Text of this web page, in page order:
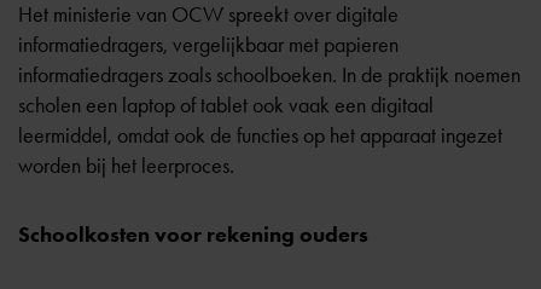
Het ministerie van OCW spreekt over digitale
informatiedragers, vergelijkbaar met papieren
informatiedragers zoals schoolboeken. In de praktijk noemen
scholen een laptop of tablet ook vaak een digitaal
leermiddel, omdat ook de functies op het apparaat ingezet
worden bij het leerproces.
Schoolkosten voor rekening ouders